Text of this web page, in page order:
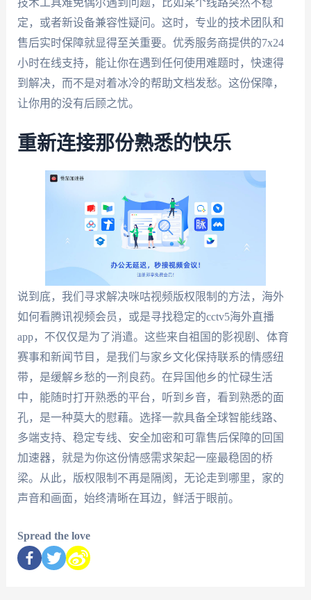
技术工具难免偶尔遇到问题，比如某个线路突然不稳
定，或者新设备兼容性疑问。这时，专业的技术团队和
售后实时保障就显得至关重要。优秀服务商提供的7x24
小时在线支持，能让你在遇到任何使用难题时，快速得
到解决，而不是对着冰冷的帮助文档发愁。这份保障，
让你用的没有后顾之忧。
重新连接那份熟悉的快乐
说到底，我们寻求解决咪咕视频版权限制的方法，海外
如何看腾讯视频会员，或是寻找稳定的cctv5海外直播
app，不仅仅是为了消遣。这些来自祖国的影视剧、体育
赛事和新闻节目，是我们与家乡文化保持联系的情感纽
带，是缓解乡愁的一剂良药。在异国他乡的忙碌生活
中，能随时打开熟悉的平台，听到乡音，看到熟悉的面
孔，是一种莫大的慰藉。选择一款具备全球智能线路、
多端支持、稳定专线、安全加密和可靠售后保障的回国
加速器，就是为你这份情感需求架起一座最稳固的桥
梁。从此，版权限制不再是隔阂，无论走到哪里，家的
声音和画面，始终清晰在耳边，鲜活于眼前。
Spread the love